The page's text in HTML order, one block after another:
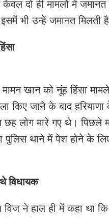
दो ही मामलों में
भी उन्हें जमानत मिलती
खान को नूंह हिंसा मामले
किए जाने के बाद
छह लोग मारे गए थे। पिछले
पुलिस थाने में पेश होने के
विधायक
विज ने हाल ही में कहा